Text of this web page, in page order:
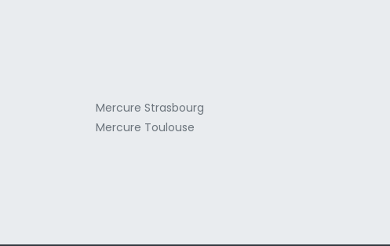
Mercure Strasbourg
Mercure Toulouse